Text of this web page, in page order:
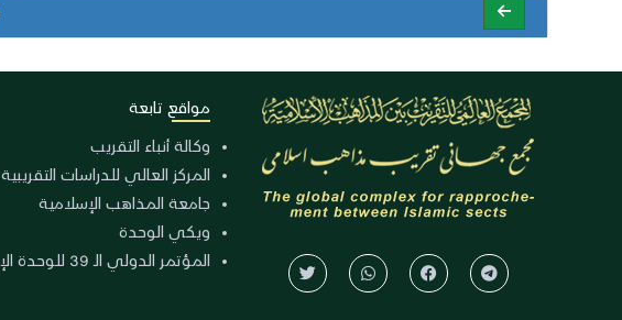
مواقع تابعة
وكالة أنباء التقريب
المركز العالي للدراسات التقريبية
جامعة المذاهب الإسلامية
ويكي الوحدة
المؤتمر الدولي الـ 39 للوحدة الإسلامية